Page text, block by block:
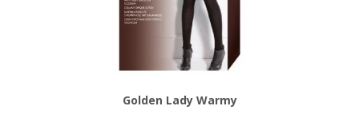
Golden Lady Warmy